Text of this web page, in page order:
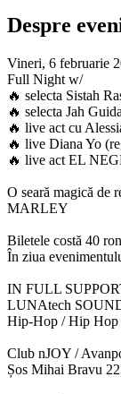
Despre
Vineri, 6 februarie
Full Night w/
🔥 selecta Sistah
🔥 selecta Jah
🔥 live act cu
🔥 live Diana Yo
🔥 live act EL
O seară magică de
MARLEY
Biletele costă 40
În ziua
IN FULL
LUNAtech
Hip-Hop / Hip Hop
Club nJOY /
Șos Mihai Bravu